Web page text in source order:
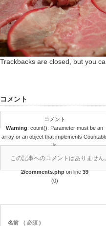
Trackbacks are closed, but you
コメント
コメント
Warning: count(): Parameter must be an
array or an object that implements
in
/home/r4688280/public_html/takedataro.c
om/wp-content/themes/amore_tcd028-
2/comments.phpon line39
(0)
この記事へのコメントはありません。
名前 ( 必須 )